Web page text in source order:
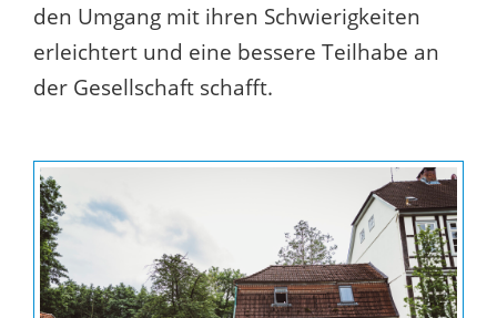
den Umgang mit ihren Schwierigkeiten
erleichtert und eine bessere Teilhabe an
der Gesellschaft schafft.